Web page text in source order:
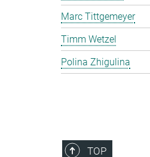
Marc Tittgemeyer
Timm Wetzel
Polina Zhigulina
TOP